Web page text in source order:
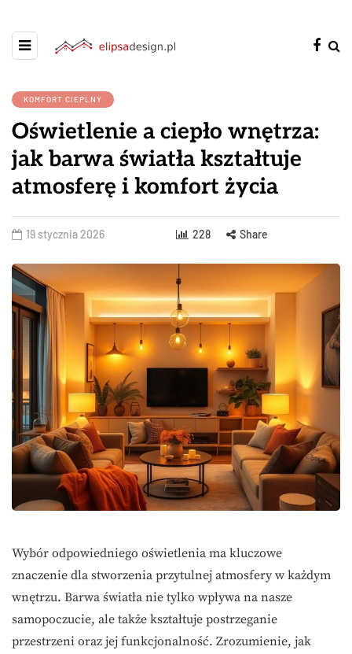
KOMFORT CIEPLNY
Oświetlenie a ciepło wnętrza:
jak barwa światła kształtuje
atmosferę i komfort życia
19 stycznia 2026 228 Share
Wybór odpowiedniego oświetlenia ma kluczowe
znaczenie dla stworzenia przytulnej atmosfery w każdym
wnętrzu. Barwa światła nie tylko wpływa na nasze
samopoczucie, ale także kształtuje postrzeganie
przestrzeni oraz jej funkcjonalność. Zrozumienie, jak